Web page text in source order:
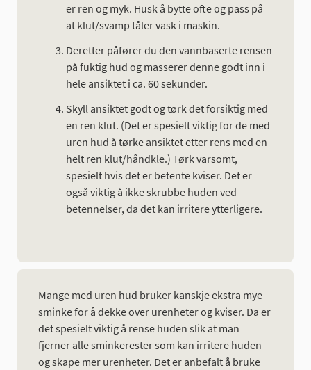
er ren og myk. Husk å bytte ofte og pass på
at klut/svamp tåler vask i maskin.
Deretter påfører du den vannbaserte rensen
på fuktig hud og masserer denne godt inn i
hele ansiktet i ca. 60 sekunder.
Skyll ansiktet godt og tørk det forsiktig med
en ren klut. (Det er spesielt viktig for de med
uren hud å tørke ansiktet etter rens med en
helt ren klut/håndkle.) Tørk varsomt,
spesielt hvis det er betente kviser. Det er
også viktig å ikke skrubbe huden ved
betennelser, da det kan irritere ytterligere.
Mange med uren hud bruker kanskje ekstra mye
sminke for å dekke over urenheter og kviser. Da er
det spesielt viktig å rense huden slik at man
fjerner alle sminkerester som kan irritere huden
og skape mer urenheter. Det er anbefalt å bruke